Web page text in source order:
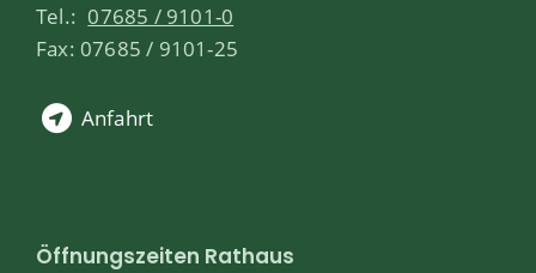
Tel.: 07685 / 9101-0
Fax: 07685 / 9101-25
Anfahrt
Öffnungszeiten Rathaus